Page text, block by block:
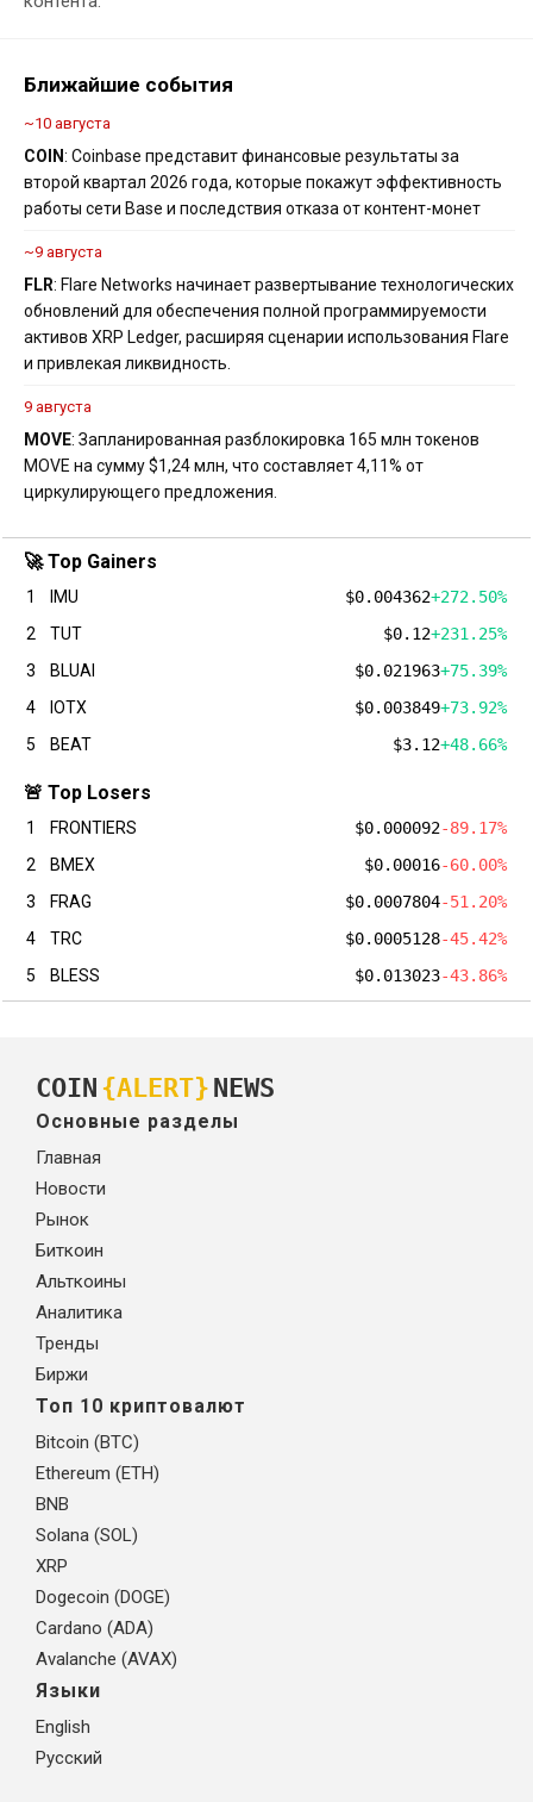
Ближайшие события
~10 августа
COIN: Coinbase представит финансовые результаты за
второй квартал 2026 года, которые покажут эффективность
работы сети Base и последствия отказа от контент-монет
~9 августа
FLR: Flare Networks начинает развертывание технологических
обновлений для обеспечения полной программируемости
активов XRP Ledger, расширяя сценарии использования Flare
и привлекая ликвидность.
9 августа
MOVE: Запланированная разблокировка 165 млн токенов
MOVE на сумму $1,24 млн, что составляет 4,11% от
циркулирующего предложения.
🚀 Top Gainers
1 IMU $0.004362+272.50%
2
TUT $0.12+231.25%
3
BLUAI $0.021963+75.39%
4
IOTX $0.003849+73.92%
5
BEAT $3.12+48.66%
🚨 Top Losers
1 FRONTIERS $0.000092-89.17%
2
BMEX $0.00016-60.00%
3
FRAG $0.0007804-51.20%
4
TRC $0.0005128-45.42%
5
BLESS $0.013023-43.86%
COIN {ALERT} NEWS
Основные разделы
Главная
Новости
Рынок
Биткоин
Альткоины
Аналитика
Тренды
Биржи
Топ 10 криптовалют
Bitcoin (BTC)
Ethereum (ETH)
BNB
Solana (SOL)
XRP
Dogecoin (DOGE)
Cardano (ADA)
Avalanche (AVAX)
Языки
English
Русский